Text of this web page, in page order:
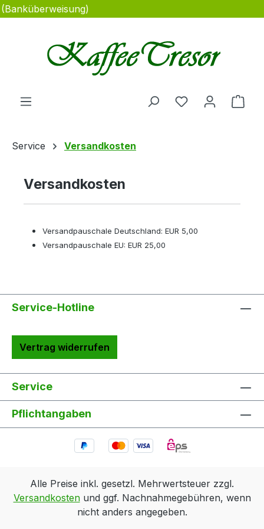
Zum Hauptinhalt springen
Du hast 0
Service Versandkosten
Versandkosten
Versandpauschale Deutschland: EUR 5,00
Versandpauschale EU: EUR 25,00
Service-Hotline
Vertrag widerrufen
Service
Pflichtangaben
Alle Preise inkl. gesetzl. Mehrwertsteuer zzgl.
Versandkostenund ggf. Nachnahmegebühren, wenn
nicht anders angegeben.